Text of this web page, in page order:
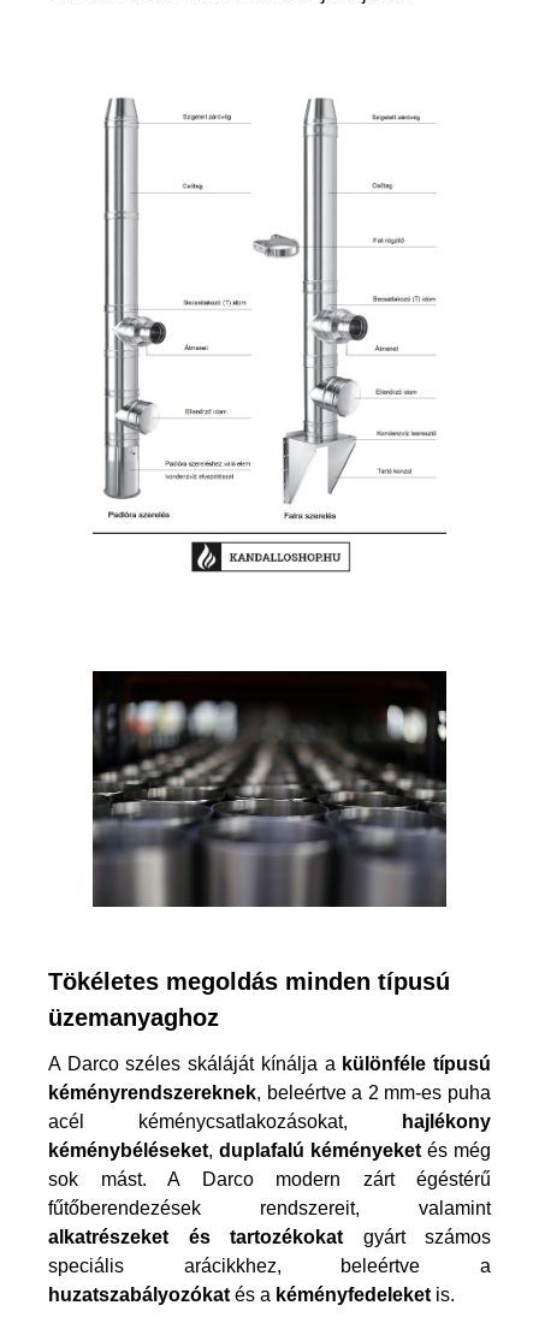
Tökéletes megoldás minden típusú
üzemanyaghoz
A Darco széles skáláját kínálja a különféle típusú
kéményrendszereknek, beleértve a 2 mm-es puha
acél kéménycsatlakozásokat,
hajlékony
kéménybéléseket, duplafalú kéményeket és még
sok mást. A Darco modern zárt égéstérű
fűtőberendezések rendszereit, valamint
alkatrészeket és tartozékokat gyárt számos
speciális arácikkhez, beleértve a
huzatszabályozókat és a kéményfedeleket is.